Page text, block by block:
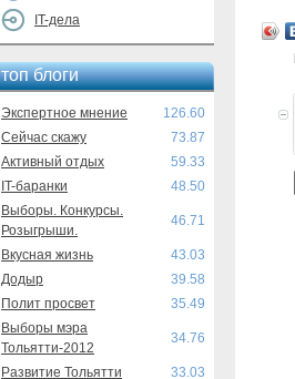
IT-дела
топ блоги
Экспертное мнение
126.60
Сейчас скажу
73.87
Активный отдых
59.33
IT-баранки
48.50
Выборы. Конкурсы.
Розыгрыши.
46.71
Вкусная жизнь
43.03
Додыр
39.58
Полит просвет
35.49
Выборы мэра
Тольятти-2012
34.76
Развитие Тольятти 33.03